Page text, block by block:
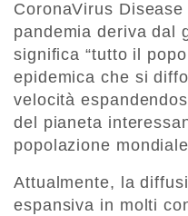
CoronaVirus
pandemia deriva dal
significa “tutto il
epidemica che si
velocità
del pianeta
popolazione
Attualmente, la
espansiva in molti